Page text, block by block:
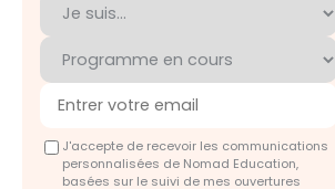
J'accepte de recevoir les communications
personnalisées de Nomad Education,
basées sur le suivi de mes ouvertures